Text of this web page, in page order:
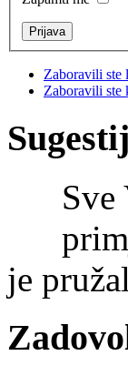
Zaboravili ste
Zaboravili ste
Sve
je